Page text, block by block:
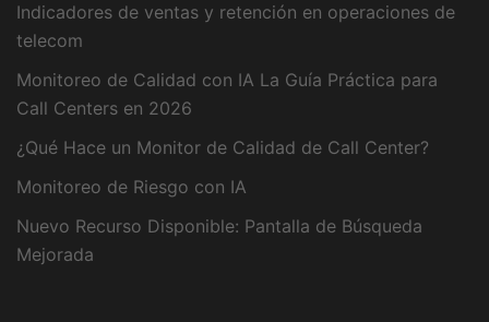
Indicadores de ventas y retención en operaciones de
telecom
Monitoreo de Calidad con IA La Guía Práctica para
Call Centers en 2026
¿Qué Hace un Monitor de Calidad de Call Center?
Monitoreo de Riesgo con IA
Nuevo Recurso Disponible: Pantalla de Búsqueda
Mejorada